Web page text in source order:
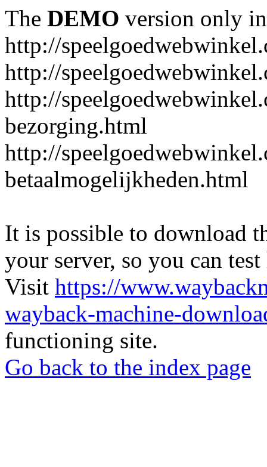
The DEMO version only
http://
http://
http://
bezorging.html
http://
betaalmogelijkheden.html
It is possible to download
your server, so you can
Visit https://
wayback-machine-
functioning site.
Go back to the index page